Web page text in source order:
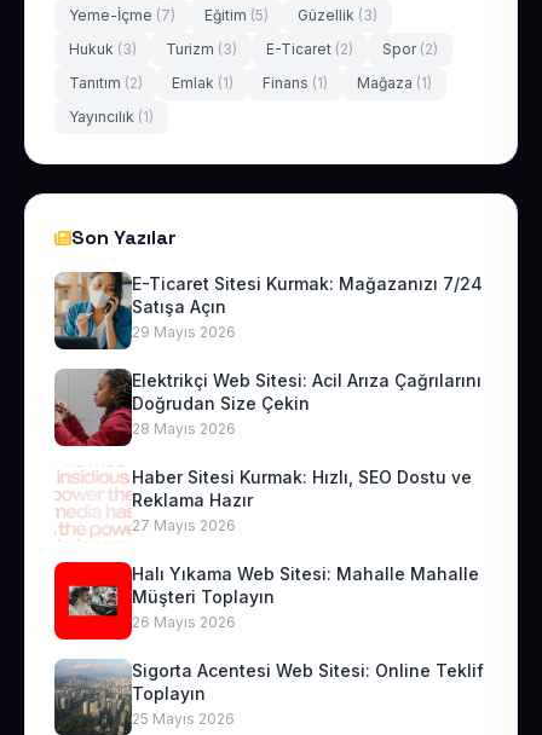
Yeme-İçme (7) Eğitim (5) Güzellik (3)
Hukuk (3) Turizm (3) E-Ticaret (2) Spor (2)
Tanıtım (2) Emlak (1) Finans (1) Mağaza (1)
Yayıncılık (1)
Son Yazılar
E-Ticaret Sitesi Kurmak: Mağazanızı 7/24
Satışa Açın
29 Mayıs 2026
Elektrikçi Web Sitesi: Acil Arıza Çağrılarını
Doğrudan Size Çekin
28 Mayıs 2026
Haber Sitesi Kurmak: Hızlı, SEO Dostu ve
Reklama Hazır
27 Mayıs 2026
Halı Yıkama Web Sitesi: Mahalle Mahalle
Müşteri Toplayın
26 Mayıs 2026
Sigorta Acentesi Web Sitesi: Online Teklif
Toplayın
25 Mayıs 2026